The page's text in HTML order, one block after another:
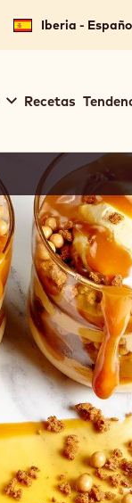
Iberia -
Recetas